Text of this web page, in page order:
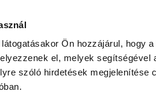
Ön hozzájárul, hogy
el, melyek segítségével
szóló hirdetések megjelenítése